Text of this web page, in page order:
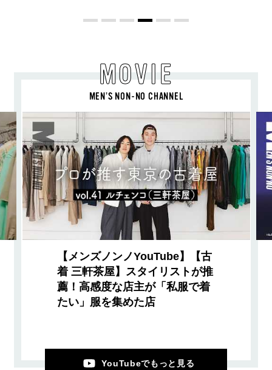
MOVIE
MEN’S NON-NO CHANNEL
【メンズノンノYouTube】【古
着 三軒茶屋】スタイリストが推
薦！高感度な店主が「私服で着
たい」服を集めた店
YouTubeでもっと見る